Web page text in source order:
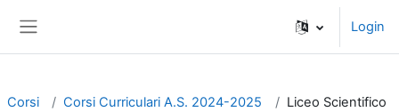
Login
Corsi Corsi Curriculari A.S. 2024-2025 Liceo Scientifico